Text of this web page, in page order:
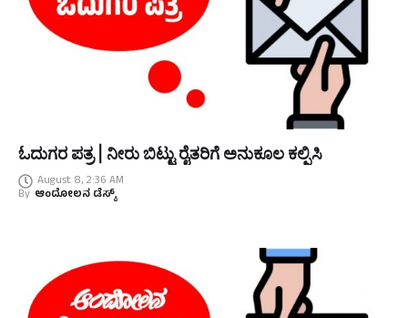
ಓದುಗರ ಪತ್ರ | ನೀರು ಬಿಟ್ಟು ರೈತರಿಗೆ ಅನುಕೂಲ ಕಲ್ಪಿಸಿ
August 8, 2:36 AM
By ಆಂದೋಲನ ಡೆಸ್ಕ್